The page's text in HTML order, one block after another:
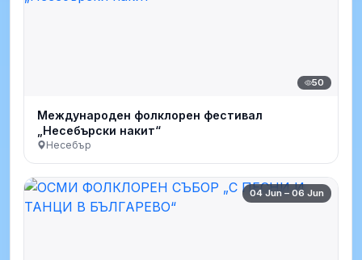
50
Международен фолклорен фестивал
„Несебърски накит“
Несебър
04 Jun – 06 Jun